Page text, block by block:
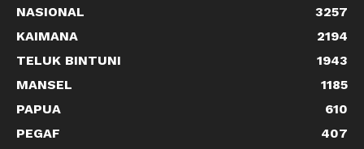
NASIONAL
3257
KAIMANA
2194
TELUK BINTUNI
1943
MANSEL
1185
PAPUA
610
PEGAF
407